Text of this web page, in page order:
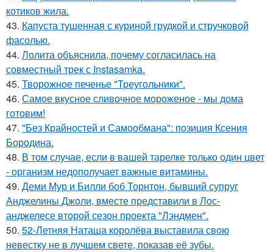
котиков жила.
43. Капуста тушенная с куриной грудкой и стручковой
фасолью.
44. Лолита объяснила, почему согласилась на
совместный трек с Instasamka.
45. Творожное печенье "Треугольники".
46. Самое вкусное сливочное мороженое - мы дома
готовим!
47. "Без Крайностей и Самообмана": позиция Ксения
Бородина.
48. В том случае, если в вашей тарелке только один цвет
- организм недополучает важные витамины.
49. Деми Мур и Билли боб Торнтон, бывший супруг
Анджелины Джоли, вместе представили в Лос-
анджелесе второй сезон проекта "Лэндмен".
50. 52-Летняя Наташа королёва выставила свою
невестку не в лучшем свете, показав её зубы.